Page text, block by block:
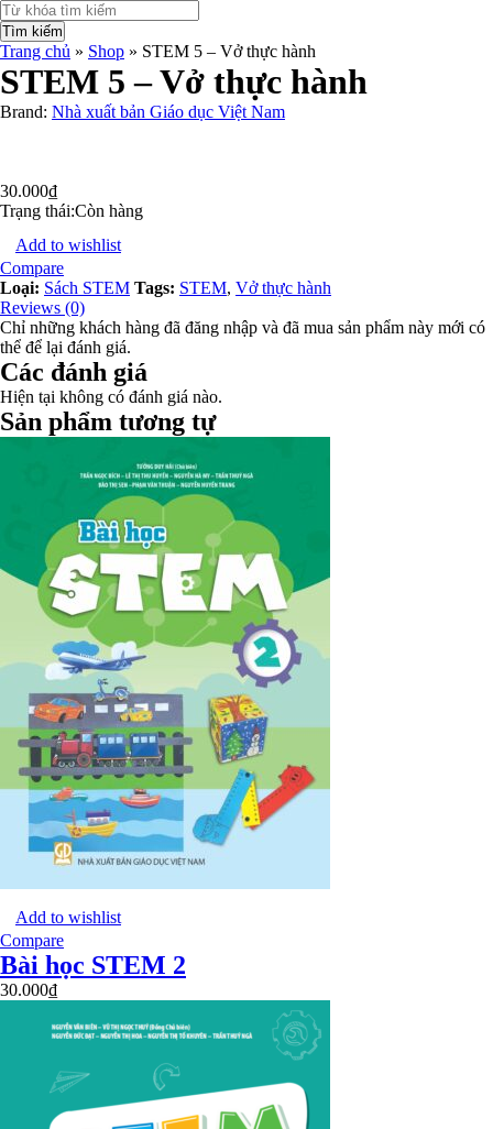
Tìm kiếm
Trang chủ » Shop » STEM 5 – Vở thực hành
STEM 5 – Vở thực hành
Brand: Nhà xuất bản Giáo dục Việt Nam
30.000₫
Trạng thái:Còn hàng
Add to wishlist
Compare
Loại: Sách STEM Tags: STEM, Vở thực hành
Reviews (0)
Chỉ những khách hàng đã đăng nhập và đã mua sản phẩm này mới có
thể để lại đánh giá.
Các đánh giá
Hiện tại không có đánh giá nào.
Sản phẩm tương tự
Add to wishlist
Compare
Bài học STEM 2
30.000₫